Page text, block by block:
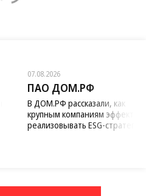
07.08.2026
ПАО ДОМ.РФ
В ДОМ.РФ рассказали, как
крупным компаниям
реализовывать ESG-стратегию